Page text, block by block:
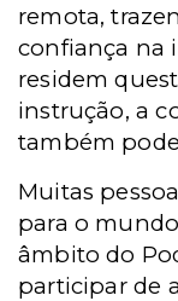
remota,
confiança na
residem
instrução, a
também
Muitas
para o
âmbito do
participar de